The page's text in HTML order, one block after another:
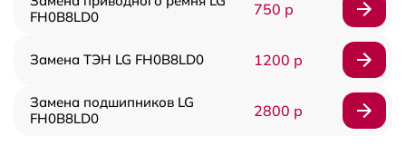
FH0B8LD0
750 р
Замена ТЭН LG FH0B8LD0 1200 р
Замена подшипников LG
FH0B8LD0
2800 р